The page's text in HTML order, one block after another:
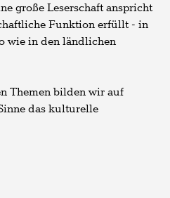
große Leserschaft anspricht
Funktion erfüllt - in
wie in den ländlichen
Themen bilden wir auf
das kulturelle